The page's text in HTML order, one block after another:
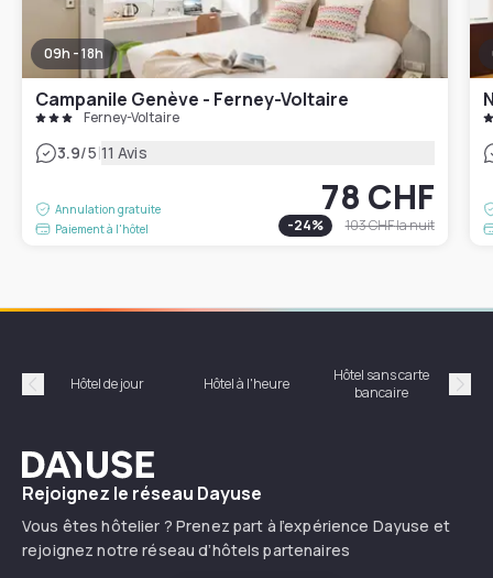
09h - 18h
Campanile Genève - Ferney-Voltaire
Ferney-Voltaire
3.9/5|11 Avis
Annulation gratuite
Paiement à l'hôtel
78 CHF
-24% 103 CHFla nuit
Précédent
Hôtel de jour Hôtel à l'heure
Hôtel sans carte
bancaire
Dayuse
Rejoignez le réseau Dayuse
Vous êtes hôtelier ? Prenez part à l’expérience Dayuse et
rejoignez notre réseau d’hôtels partenaires